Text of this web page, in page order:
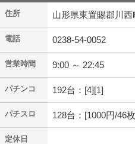
住所 山形県東置賜郡川
電話 0238-54-0052
営業時間 9:00 ～ 22:45
パチンコ 192台：[4][1]
パチスロ 128台：[1000円/46
定休日